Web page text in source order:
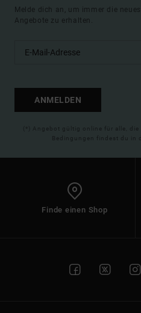
Melde dich an, um immer die
Angebote zu erhalten.
ANMELDEN
(*) Angebot gültig online für alle,
Bedingungen findest du in
Finde einen Shop